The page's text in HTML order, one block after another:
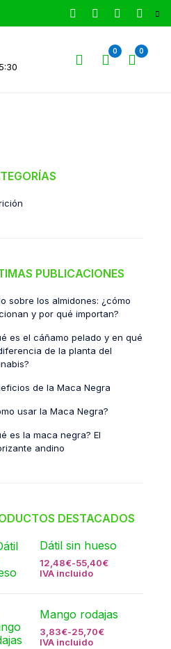
0 0
PUBLICACIONES
sobre los almidones: ¿cómo
y por qué importan?
es el cáñamo pelado y en qué
de la planta del
de la Maca Negra
usar la Maca Negra?
es la maca negra? El
andino
DESTACADOS
Dátil sin hueso
12,48€-55,40€
IVA incluido
Mango rodajas
3,83€-25,70€
IVA incluido